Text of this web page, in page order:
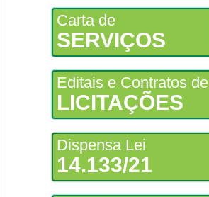
Carta de
SERVIÇOS
Editais e Contratos de
LICITAÇÕES
Dispensa Lei
14.133/21